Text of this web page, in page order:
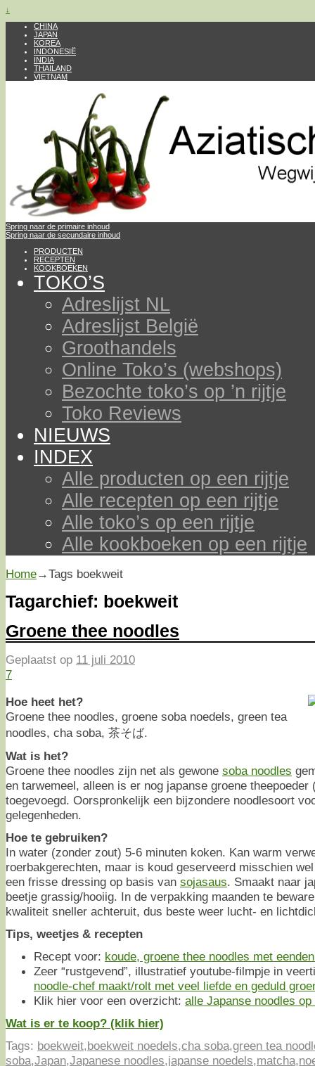
↓
CHINA
JAPAN
KOREA
INDONESIË
INDIA
THAILAND
VIETNAM
Spring naar de primaire inhoud
Spring naar de secundaire inhoud
PRODUCTEN
RECEPTEN
KOOKBOEKEN
TOKO’S
Adreslijst NL
Adreslijst België
Groothandels
Online Toko’s (webshops)
Bezochte toko’s op ’n rijtje
Toko Reviews
NIEUWS
INDEX
Alle producten op een rijtje
Alle recepten op een rijtje
Alle toko’s op een rijtje
Alle kookboeken op een rijtje
Home→Tags boekweit
Tagarchief: boekweit
Groene thee noodles
Geplaatst op 11 juli 2010
7
Hoe heet het?
Groene thee noodles, groene soba noedels, green tea
noodles, cha soba, 茶そば.
Wat is het?
Groene thee noodles zijn net als gewone soba noodles
en tarwemeel, alleen is er nog japanse groene theepoeder
toegevoegd. Oorspronkelijk een bijzondere noodlesoort
gelegenheden.
Hoe te gebruiken?
In water (zonder zout) 5-6 minuten koken. Kan warm
roerbakgerechten, maar is koud geserveerd misschien
een frisse dressing op basis van sojasaus. Smaakt naar
beetje grassig/hooiig. In de verpakking maanden te
kwaliteit sneller achteruit, dus beste weer lucht- en
Tips, weetjes & recepten
Recept voor: koude, groene thee noodles met
Zeer “rustgevend”, illustratief youtube-filmpje in
noodle-chef maakt/rolt met veel liefde en geduld
Klik hier voor een overzicht: alle Japanse noodles
Wat is er te koop? (klik hier)
Tags: boekweit,boekweit noedels,cha soba,green tea
soba,Japan,Japanese noodles,japanse noedels,matcha,